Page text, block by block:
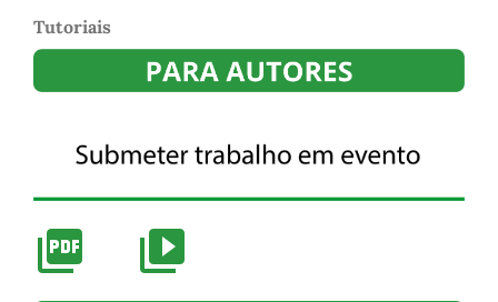
Tutoriais